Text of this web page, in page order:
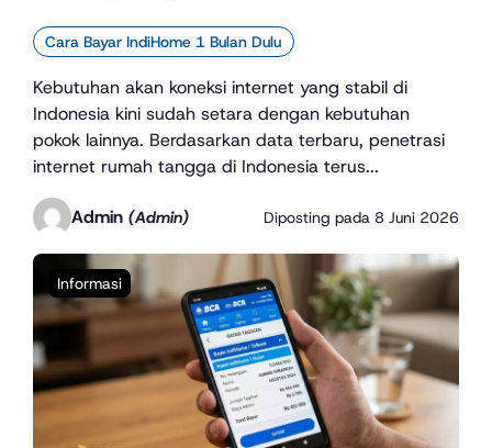
Cara Bayar IndiHome 1 Bulan Dulu
Kebutuhan akan koneksi internet yang stabil di
Indonesia kini sudah setara dengan kebutuhan
pokok lainnya. Berdasarkan data terbaru, penetrasi
internet rumah tangga di Indonesia terus...
Admin (Admin) Diposting pada 8 Juni 2026
Informasi